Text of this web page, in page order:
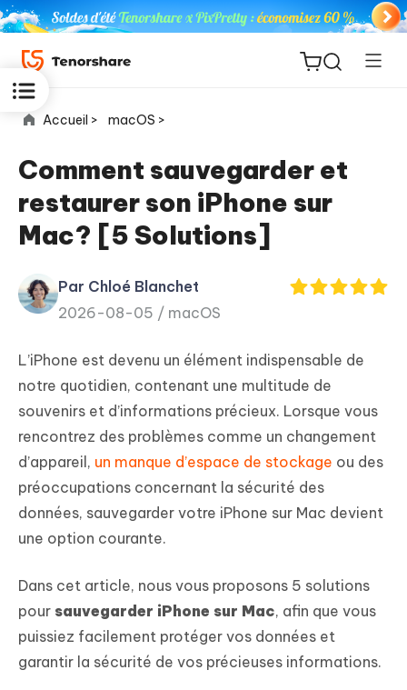
ReiBoot
for iOS
PDNob
PDF
New
iAnyGo
Accueil > macOS >
Comment sauvegarder et
restaurer son iPhone sur
Mac? [5 Solutions]
Par Chloé Blanchet
2026-08-05 / macOS
L’iPhone est devenu un élément indispensable de
notre quotidien, contenant une multitude de
souvenirs et d’informations précieux. Lorsque vous
rencontrez des problèmes comme un changement
d’appareil, un manque d’espace de stockage ou des
préoccupations concernant la sécurité des
données, sauvegarder votre iPhone sur Mac devient
une option courante.
Dans cet article, nous vous proposons 5 solutions
pour sauvegarder iPhone sur Mac, afin que vous
puissiez facilement protéger vos données et
garantir la sécurité de vos précieuses informations.